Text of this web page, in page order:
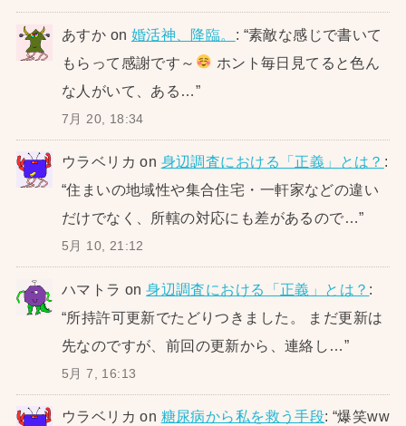
あすか on 婚活神、降臨。 : “素敵な感じで書いて
もらって感謝です～
ホント毎日見てると色ん
な人がいて、ある…”
7月 20, 18:34
ウラベリカ on 身辺調査における「正義」とは？ :
“住まいの地域性や集合住宅・一軒家などの違い
だけでなく、所轄の対応にも差があるので…”
5月 10, 21:12
ハマトラ on身辺調査における「正義」とは？ :
“所持許可更新でたどりつきました。 まだ更新は
先なのですが、前回の更新から、連絡し… ”
5月 7, 16:13
ウラベリカ on 糖尿病から私を救う手段: “爆笑ww